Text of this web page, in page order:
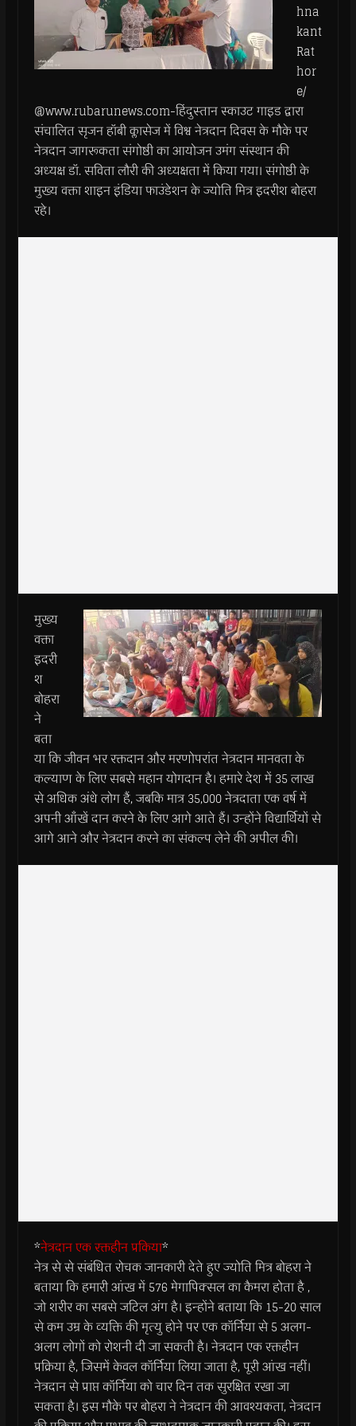
hna
kant
Rat
hor
e/
@www.rubarunews.com-हिंदुस्तान स्काउट गाइड द्वारा
संचालित सृजन हॉबी क्लासेज में विश्व नेत्रदान दिवस के मौके पर
नेत्रदान जागरूकता संगोष्ठी का आयोजन उमंग संस्थान की
अध्यक्ष डॉ. सविता लौरी की अध्यक्षता में किया गया। संगोष्ठी के
मुख्य वक्ता शाइन इंडिया फाउंडेशन के ज्योति मित्र इदरीश बोहरा
रहे।
मुख्य
वक्ता
इदरी
श
बोहरा
ने
बता
या कि जीवन भर रक्तदान और मरणोपरांत नेत्रदान मानवता के
कल्याण के लिए सबसे महान योगदान है। हमारे देश में 35 लाख
से अधिक अंधे लोग हैं, जबकि मात्र 35,000 नेत्रदाता एक वर्ष में
अपनी आँखें दान करने के लिए आगे आते हैं। उन्होंने विद्यार्थियों से
आगे आने और नेत्रदान करने का संकल्प लेने की अपील की।
*नेत्रदान एक रक्तहीन प्रकिया*
नेत्र से से संबंधित रोचक जानकारी देते हुए ज्योति मित्र बोहरा ने
बताया कि हमारी आंख में 576 मेगापिक्सल का कैमरा होता है ,
जो शरीर का सबसे जटिल अंग है। इन्होंने बताया कि 15-20 साल
से कम उम्र के व्यक्ति की मृत्यु होने पर एक कॉर्निया से 5 अलग-
अलग लोगों को रोशनी दी जा सकती है। नेत्रदान एक रक्तहीन
प्रक्रिया है, जिसमें केवल कॉर्निया लिया जाता है, पूरी आंख नहीं।
नेत्रदान से प्राप्त कॉर्निया को चार दिन तक सुरक्षित रखा जा
सकता है। इस मौके पर बोहरा ने नेत्रदान की आवश्यकता, नेत्रदान